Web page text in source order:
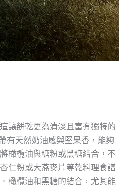
讓餅乾更為清淡且富有獨特的
有天然奶油感與堅果香，能夠
橄欖油與糖粉或黑糖結合，不
仁粉或大燕麥片等乾料理食譜
橄欖油和黑糖的結合，尤其能